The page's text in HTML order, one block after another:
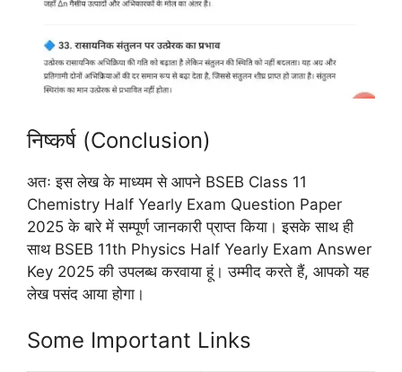
निष्कर्ष (Conclusion)
अतः इस लेख के माध्यम से आपने BSEB Class 11
Chemistry Half Yearly Exam Question Paper
2025 के बारे में सम्पूर्ण जानकारी प्राप्त किया। इसके साथ ही
साथ BSEB 11th Physics Half Yearly Exam Answer
Key 2025 की उपलब्ध करवाया हूं। उम्मीद करते हैं, आपको यह
लेख पसंद आया होगा।
Some Important Links